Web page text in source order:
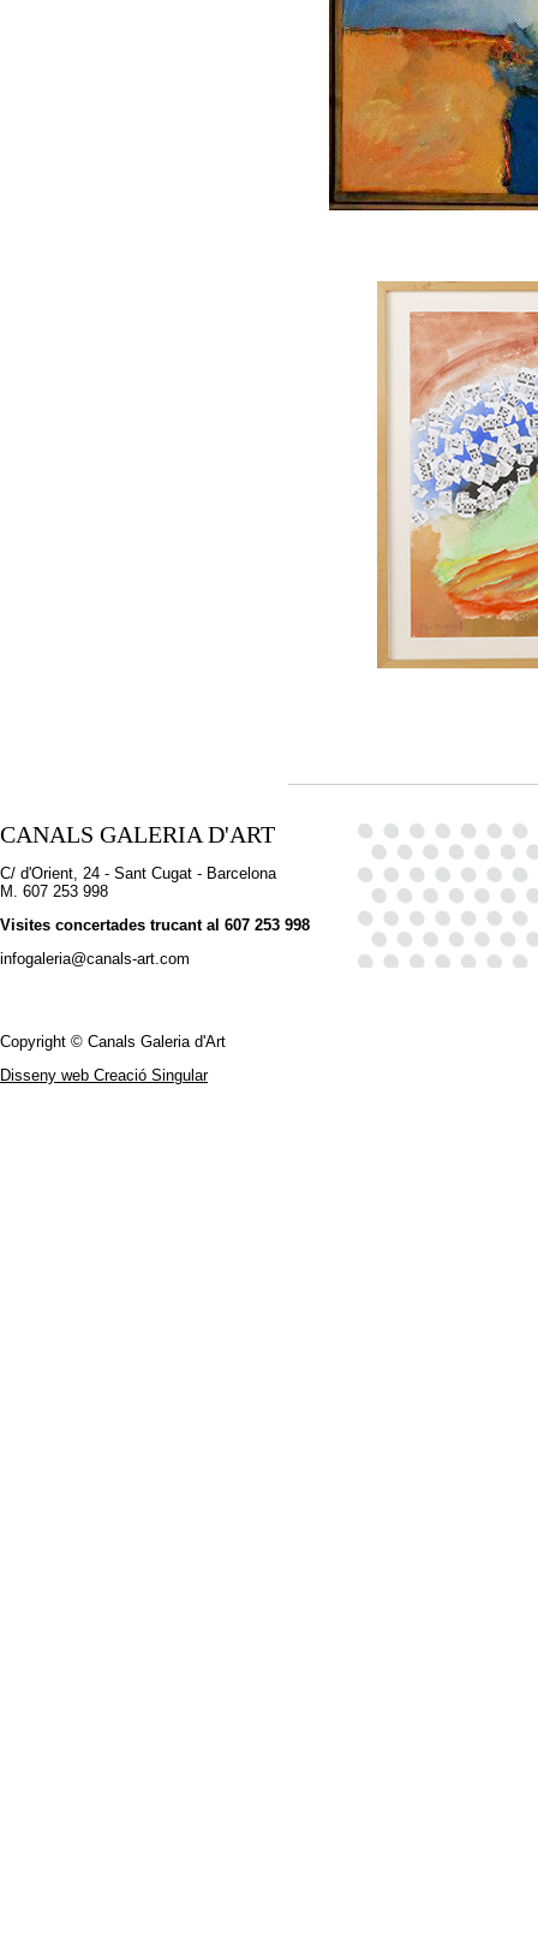
CANALS GALERIA D'ART
C/ d'Orient, 24 - Sant Cugat - Barcelona
M. 607 253 998
Visites concertades trucant al 607 253 998
infogaleria@canals-art.com
Copyright © Canals Galeria d'Art
Disseny web Creació Singular